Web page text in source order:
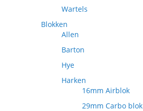
Wartels
Blokken
Allen
Barton
Hye
Harken
16mm Airblok
29mm Carbo blok